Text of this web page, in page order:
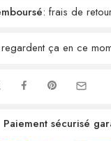
: frais de
ça en ce
Paiement sécurisé